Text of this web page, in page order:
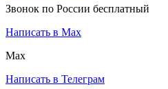
Звонок по России бесплатный
Написать в Max
Max
Написать в Телеграм